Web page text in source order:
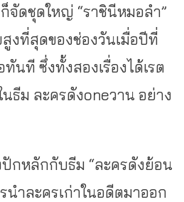
จัดชุดใหญ่ “ราชินีหมอลำ”
สูงที่สุดของช่องวันเมื่อปีที่
นที ซึ่งทั้งสองเรื่องได้เรต
ธีม ละครดังoneวาน อย่าง
กหลักกับธีม “ละครดังย้อน
นำละครเก่าในอดีตมาออก